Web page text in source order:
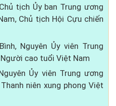
tịch Ủy ban Trung ương
Chủ tịch Hội Cựu chiến
Nguyên Ủy viên Trung
cao tuổi Việt Nam
Ủy viên Trung ương
niên xung phong Việt